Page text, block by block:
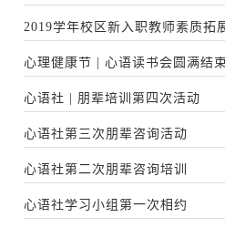
2019学年校区新入职教师素质拓
心理健康节 | 心语读书会圆满结束
心语社 | 朋辈培训第四次活动
心语社第三次朋辈咨询活动
心语社第二次朋辈咨询培训
心语社学习小组第一次相约